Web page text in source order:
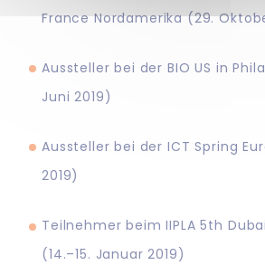
France Nordamerika (29.
Aussteller bei der BIO US in
Juni 2019)
Aussteller bei der ICT Spring
2019)
Teilnehmer beim IIPLA 5th
(14.–15. Januar 2019)